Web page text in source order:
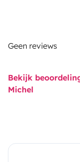
Geen reviews
Bekijk
Michel